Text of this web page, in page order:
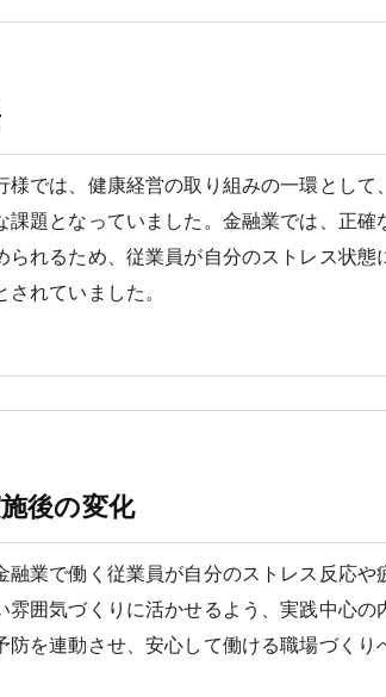
様では、健康経営の取り組みの一環とし
課題となっていました。金融業では、正
られるため、従業員が自分のストレス状
されていました。
後の変化
融業で働く従業員が自分のストレス反応
雰囲気づくりに活かせるよう、実践中心
防を連動させ、安心して働ける職場づくり